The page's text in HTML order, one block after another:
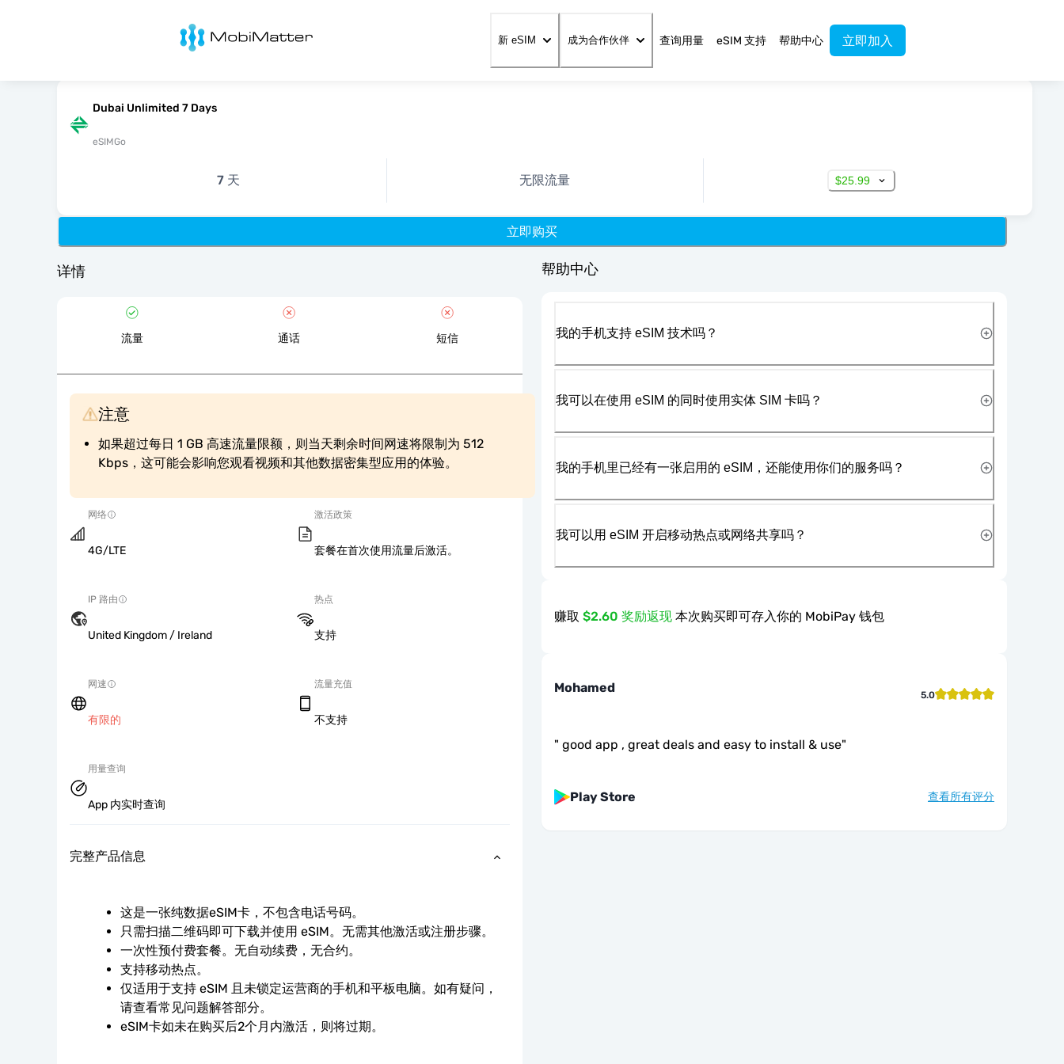
MobiMatter
新 eSIM 成为合作伙伴 查询用量 eSIM 支持 帮助中心 立即加入
Dubai Unlimited 7 Days
eSIMGo
7 天 无限流量 $25.99
立即购买
详情
流量 通话 短信
注意
如果超过每日 1 GB 高速流量限额，则当天剩余时间网速将限制为 512
Kbps，这可能会影响您观看视频和其他数据密集型应用的体验。
网络
4G/LTE
激活政策
套餐在首次使用流量后激活。
IP 路由
United Kingdom / Ireland
热点
支持
网速
有限的
流量充值
不支持
用量查询
App 内实时查询
完整产品信息
这是一张纯数据eSIM卡，不包含电话号码。
只需扫描二维码即可下载并使用 eSIM。无需其他激活或注册步骤。
一次性预付费套餐。无自动续费，无合约。
支持移动热点。
仅适用于支持 eSIM 且未锁定运营商的手机和平板电脑。如有疑问，
请查看常见问题解答部分。
eSIM卡如未在购买后2个月内激活，则将过期。
帮助中心
我的手机支持 eSIM 技术吗？
我可以在使用 eSIM 的同时使用实体 SIM 卡吗？
我的手机里已经有一张启用的 eSIM，还能使用你们的服务吗？
我可以用 eSIM 开启移动热点或网络共享吗？
赚取 $2.60 奖励返现 本次购买即可存入你的 MobiPay 钱包
Mohamed 5.0
" good app , great deals and easy to install & use"
Play Store 查看所有评分